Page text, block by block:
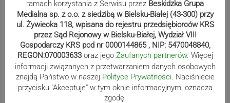
howgh 2 lat temu
Reply toTadeusz
Zrobiłeś łuk aby zrozumieć huk i najpewniej chodzi o Indian co
to niektórzy mieli broń palną i też palnęli coś nieraz
niezrozumiale.
0
ramach korzystania z Serwisu przez Beskidzka Grupa
Medialna sp. z o.o. z siedzibą w Bielsku-Białej (43-300) przy
ul. Żywiecka 118, wpisana do rejestru przedsiębiorców KRS
przez Sąd Rejonowy w Bielsku-Białej, Wydział VIII
Gospodarczy KRS pod nr 0000144865 , NIP: 5470048840,
REGON:070003633 oraz jego Zaufanych partnerów. Więcej
informacji związanych z przetwarzaniem danych osobowych
znajdą Państwo w naszej Polityce Prywatności. Naciśniecie
przycisku "Akceptuje" w tym oknie informacyjnym, oznacza
zgodę.